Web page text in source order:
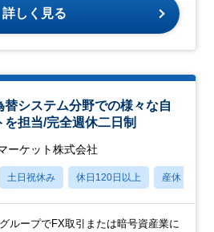
詳しく見る
替システム分野での様々な自
担当/完全週休二日制
ーケット株式会社
土日祝休み 休日120日以上 産休・育休
ループでFX取引または暗号資産業に